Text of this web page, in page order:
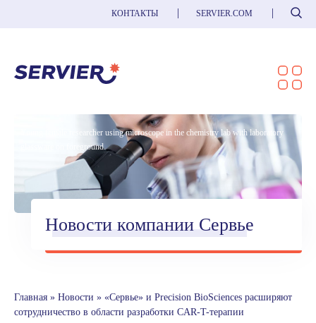
КОНТАКТЫ SERVIER.COM Поиск
Young female researcher using microscope in the chemistry lab with laboratory
glassware on foreground.
Новости компании Сервье
Главная » Новости » «Сервье» и Precision BioSciences расширяют
сотрудничество в области разработки CAR-T-терапии